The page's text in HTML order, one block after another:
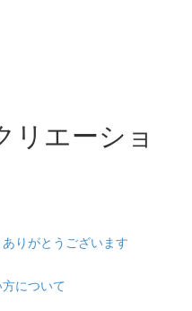
リエーショ
りがとうございます
について